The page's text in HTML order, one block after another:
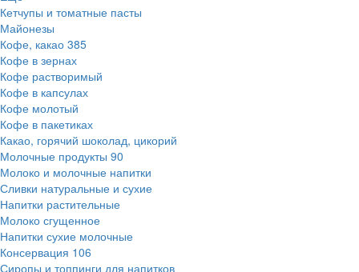
Кетчупы и томатные пасты
Майонезы
Кофе, какао 385
Кофе в зернах
Кофе растворимый
Кофе в капсулах
Кофе молотый
Кофе в пакетиках
Какао, горячий шоколад, цикорий
Молочные продукты 90
Молоко и молочные напитки
Сливки натуральные и сухие
Напитки растительные
Молоко сгущенное
Напитки сухие молочные
Консервация 106
Сиропы и топпинги для напитков